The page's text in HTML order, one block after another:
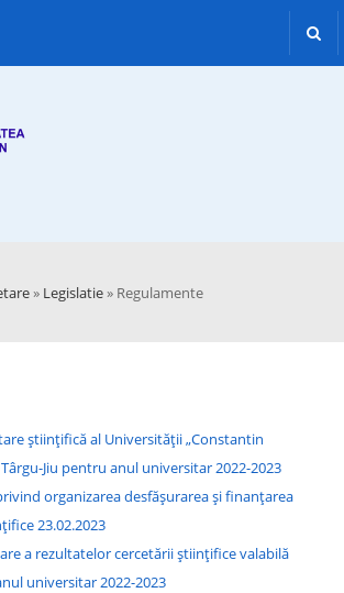
» Legislatie» Regulamente
științifică al Universității „Constantin
Jiu pentru anul universitar 2022-2023
organizarea desfășurarea și finanțarea
23.02.2023
a rezultatelor cercetării științifice valabilă
universitar 2022-2023